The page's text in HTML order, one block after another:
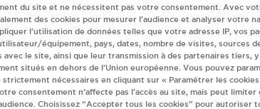
STATION JENDEN MARSEILLE 11
DE SAINT LOUP
MARSEILLE 11
S'Y RENDRE
du site et ne nécessitent pas votre consentement. Avec
des cookies pour mesurer l’audience et analyser votre
l’utilisation de données telles que votre adresse IP, vos
équipement, pays, dates, nombre de visites, sources
avec le site, ainsi que leur transmission à des partenaires tiers,
situés en dehors de l’Union européenne. Vous pouvez
strictement nécessaires en cliquant sur « Paramétrer les
consentement n’affecte pas l’accès au site, mais peut
Choisissez “Accepter tous les cookies” pour autoriser